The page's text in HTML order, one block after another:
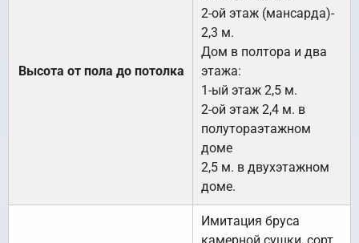
Высота от пола до потолка
2-ой этаж (мансарда)-
2,3 м.
Дом в полтора и два
этажа:
1-ый этаж 2,5 м.
2-ой этаж 2,4 м. в
полутораэтажном
доме
2,5 м. в двухэтажном
доме.
Имитация бруса